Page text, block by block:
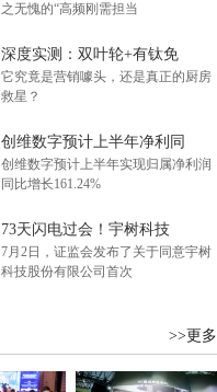
之无愧的“高频刚需担当
深度实测：双叶轮+有钛免
它究竟是营销噱头，还是真正的厨房
救星？
创维数字预计上半年净利同
创维数字预计上半年实现归属净利润
同比增长161.24%
73天闪电过会！宇树科技
7月2日，证监会发布了关于同意宇树
科技股份有限公司首次
>>更多